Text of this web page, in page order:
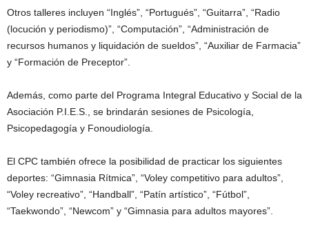
Otros talleres incluyen “Inglés”, “Portugués”, “Guitarra”, “Radio
(locución y periodismo)”, “Computación”, “Administración de
recursos humanos y liquidación de sueldos”, “Auxiliar de Farmacia”
y “Formación de Preceptor”.
Además, como parte del Programa Integral Educativo y Social de la
Asociación P.I.E.S., se brindarán sesiones de Psicología,
Psicopedagogía y Fonoudiología.
El CPC también ofrece la posibilidad de practicar los siguientes
deportes: “Gimnasia Rítmica”, “Voley competitivo para adultos”,
“Voley recreativo”, “Handball”, “Patín artístico”, “Fútbol”,
“Taekwondo”, “Newcom” y “Gimnasia para adultos mayores”.